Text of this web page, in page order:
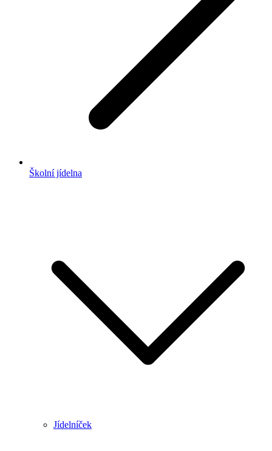
Školní jídelna
Jídelníček